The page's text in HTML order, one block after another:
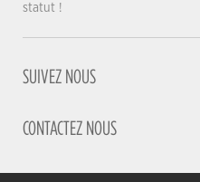
statut !
SUIVEZ NOUS
CONTACTEZ NOUS